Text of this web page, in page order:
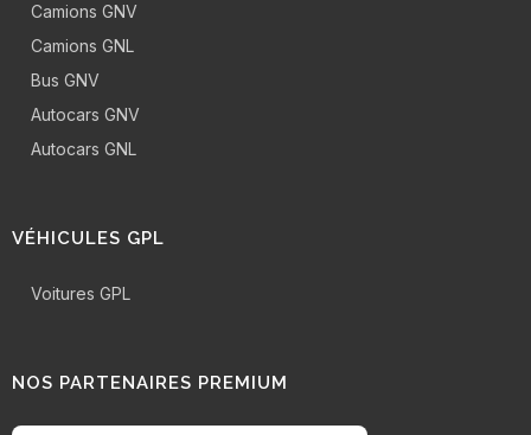
Camions GNV
Camions GNL
Bus GNV
Autocars GNV
Autocars GNL
VÉHICULES GPL
Voitures GPL
NOS PARTENAIRES PREMIUM